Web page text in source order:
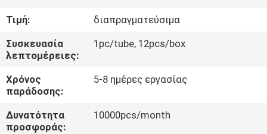
ΈΛΕΓΧΟΣ
ΠΟΙΌΤΗΤΑΣ
ΕΠΙΚΟΙΝΩΝΉΣΤΕ
ΜΑΖΊ
ΜΑΣ
Τιμή:
διαπραγματεύσιμα
Συσκευασία
λεπτομέρειες:
1pc/tube, 12pcs/box
Χρόνος
παράδοσης:
5-8 ημέρες εργασίας
Δυνατότητα
προσφοράς:
10000pcs/month